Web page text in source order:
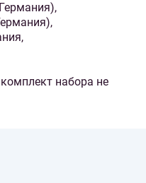
набора не